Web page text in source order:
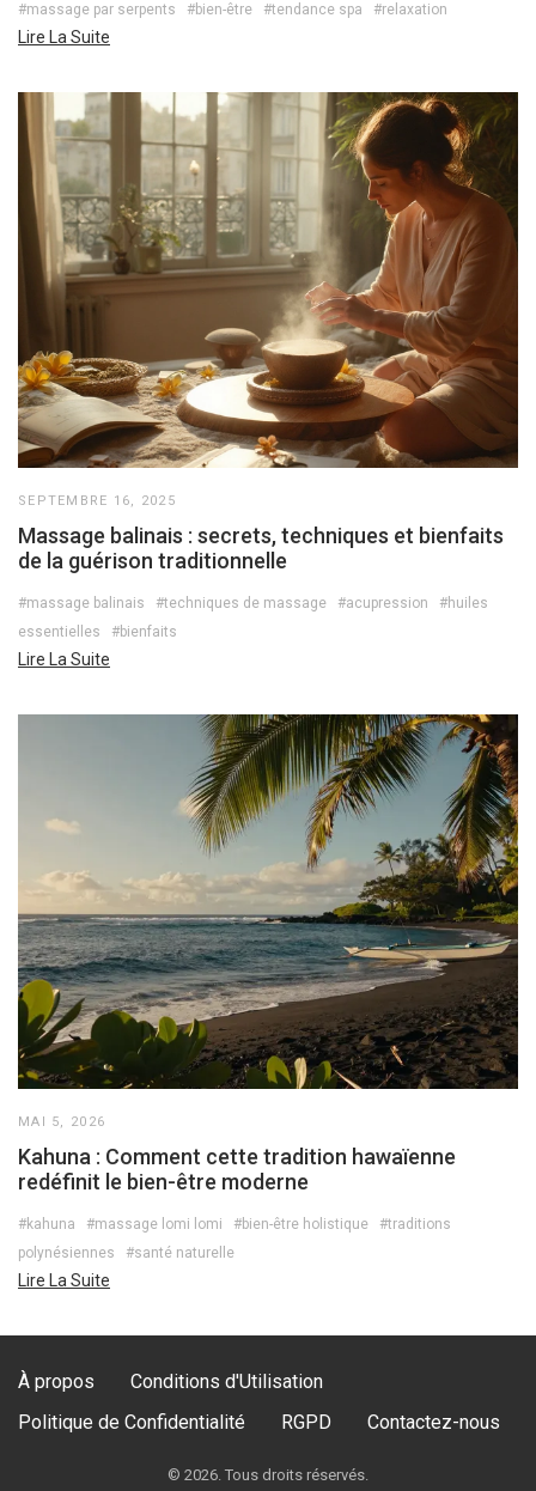
#massage par serpents #bien-être #tendance spa #relaxation
Lire La Suite
SEPTEMBRE 16, 2025
Massage balinais : secrets, techniques et bienfaits
de la guérison traditionnelle
#massage balinais #techniques de massage #acupression
#huiles
essentielles
#bienfaits
Lire La Suite
MAI 5, 2026
Kahuna : Comment cette tradition hawaïenne
redéfinit le bien-être moderne
#kahuna #massage lomi lomi #bien-être holistique
#traditions
polynésiennes
#santé naturelle
Lire La Suite
À propos
Conditions d'Utilisation
Politique de Confidentialité
RGPD Contactez-nous
© 2026. Tous droits réservés.